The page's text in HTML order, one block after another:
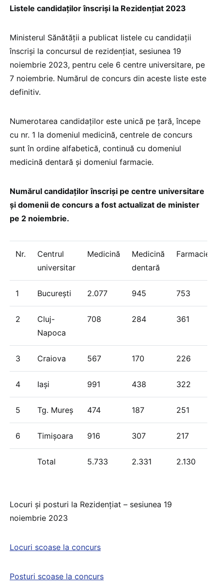
Listele candidaților înscriși la Rezidențiat 2023
Ministerul Sănătății a publicat listele cu candidații
înscriși la concursul de rezidențiat, sesiunea 19
noiembrie 2023, pentru cele 6 centre universitare, pe
7 noiembrie. Numărul de concurs din aceste liste este
definitiv.
Numerotarea candidaților este unică pe țară, începe
cu nr. 1 la domeniul medicină, centrele de concurs
sunt în ordine alfabetică, continuă cu domeniul
medicină dentară și domeniul farmacie.
Numărul candidaților înscriși pe centre universitare
și domenii de concurs a fost actualizat de minister
pe 2 noiembrie.
Nr.
Centrul
universitar
Medicină
Medicină
dentară
Farmacie
1 București 2.077 945 753
2
Cluj-
Napoca
708 284 361
3 Craiova 567 170 226
4 Iași 991 438 322
5 Tg. Mureș 474 187 251
6 Timișoara 916 307 217
Total 5.733 2.331 2.130
Locuri și posturi la Rezidențiat – sesiunea 19
noiembrie 2023
Locuri scoase la concurs
Posturi scoase la concurs